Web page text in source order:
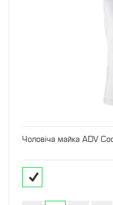
Чоловіча майка ADV